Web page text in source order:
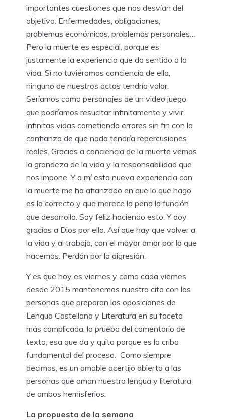
importantes cuestiones que nos desvían del
objetivo. Enfermedades, obligaciones,
problemas económicos, problemas personales…
Pero la muerte es especial, porque es
justamente la experiencia que da sentido a la
vida. Si no tuviéramos conciencia de ella,
ninguno de nuestros actos tendría valor.
Seríamos como personajes de un video juego
que podríamos resucitar infinitamente y vivir
infinitas vidas cometiendo errores sin fin con la
confianza de que nada tendría repercusiones
reales. Gracias a conciencia de la muerte vemos
la grandeza de la vida y la responsabilidad que
nos impone. Y a mí esta nueva experiencia con
la muerte me ha afianzado en que lo que hago
es lo correcto y que merece la pena la función
que desarrollo. Soy feliz haciendo esto. Y doy
gracias a Dios por ello. Así que hay que volver a
la vida y al trabajo, con el mayor amor por lo que
hacemos. Perdón por la digresión.
Y es que hoy es viernes y como cada viernes
desde 2015 mantenemos nuestra cita con las
personas que preparan las oposiciones de
Lengua Castellana y Literatura en su faceta
más complicada, la prueba del comentario de
texto, esa que da y quita porque es la criba
fundamental del proceso. Como siempre
decimos, es un amable acertijo abierto a las
personas que aman nuestra lengua y literatura
de ambos hemisferios.
La propuesta de la semana